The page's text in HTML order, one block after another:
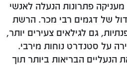
מעניקה פתרונות הנעלה לאנשי
של דגמים רבי מכר. הרשת
גם לגילאים צעירים יותר,
על סטנדרט נוחות מירבי.
הנעליים הבריאות ביותר תוך